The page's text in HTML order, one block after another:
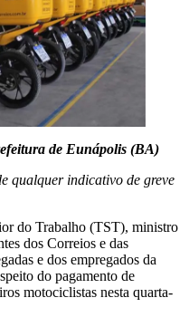
de Eunápolis (BA)
qualquer indicativo de greve
do Trabalho (TST), ministro
dos Correios e das
e dos empregados da
do pagamento de
motociclistas nesta quarta-